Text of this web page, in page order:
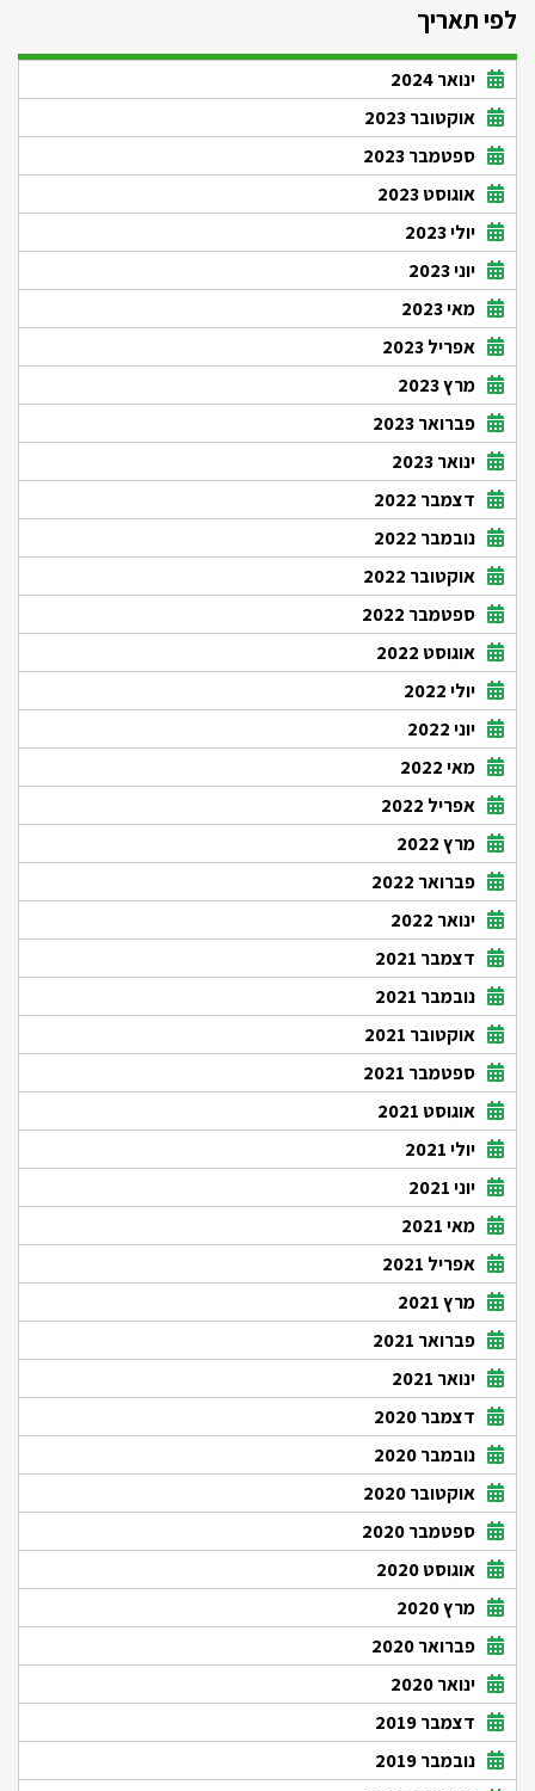
לפי תאריך
ינואר 2024
אוקטובר 2023
ספטמבר 2023
אוגוסט 2023
יולי 2023
יוני 2023
מאי 2023
אפריל 2023
מרץ 2023
פברואר 2023
ינואר 2023
דצמבר 2022
נובמבר 2022
אוקטובר 2022
ספטמבר 2022
אוגוסט 2022
יולי 2022
יוני 2022
מאי 2022
אפריל 2022
מרץ 2022
פברואר 2022
ינואר 2022
דצמבר 2021
נובמבר 2021
אוקטובר 2021
ספטמבר 2021
אוגוסט 2021
יולי 2021
יוני 2021
מאי 2021
אפריל 2021
מרץ 2021
פברואר 2021
ינואר 2021
דצמבר 2020
נובמבר 2020
אוקטובר 2020
ספטמבר 2020
אוגוסט 2020
מרץ 2020
פברואר 2020
ינואר 2020
דצמבר 2019
נובמבר 2019